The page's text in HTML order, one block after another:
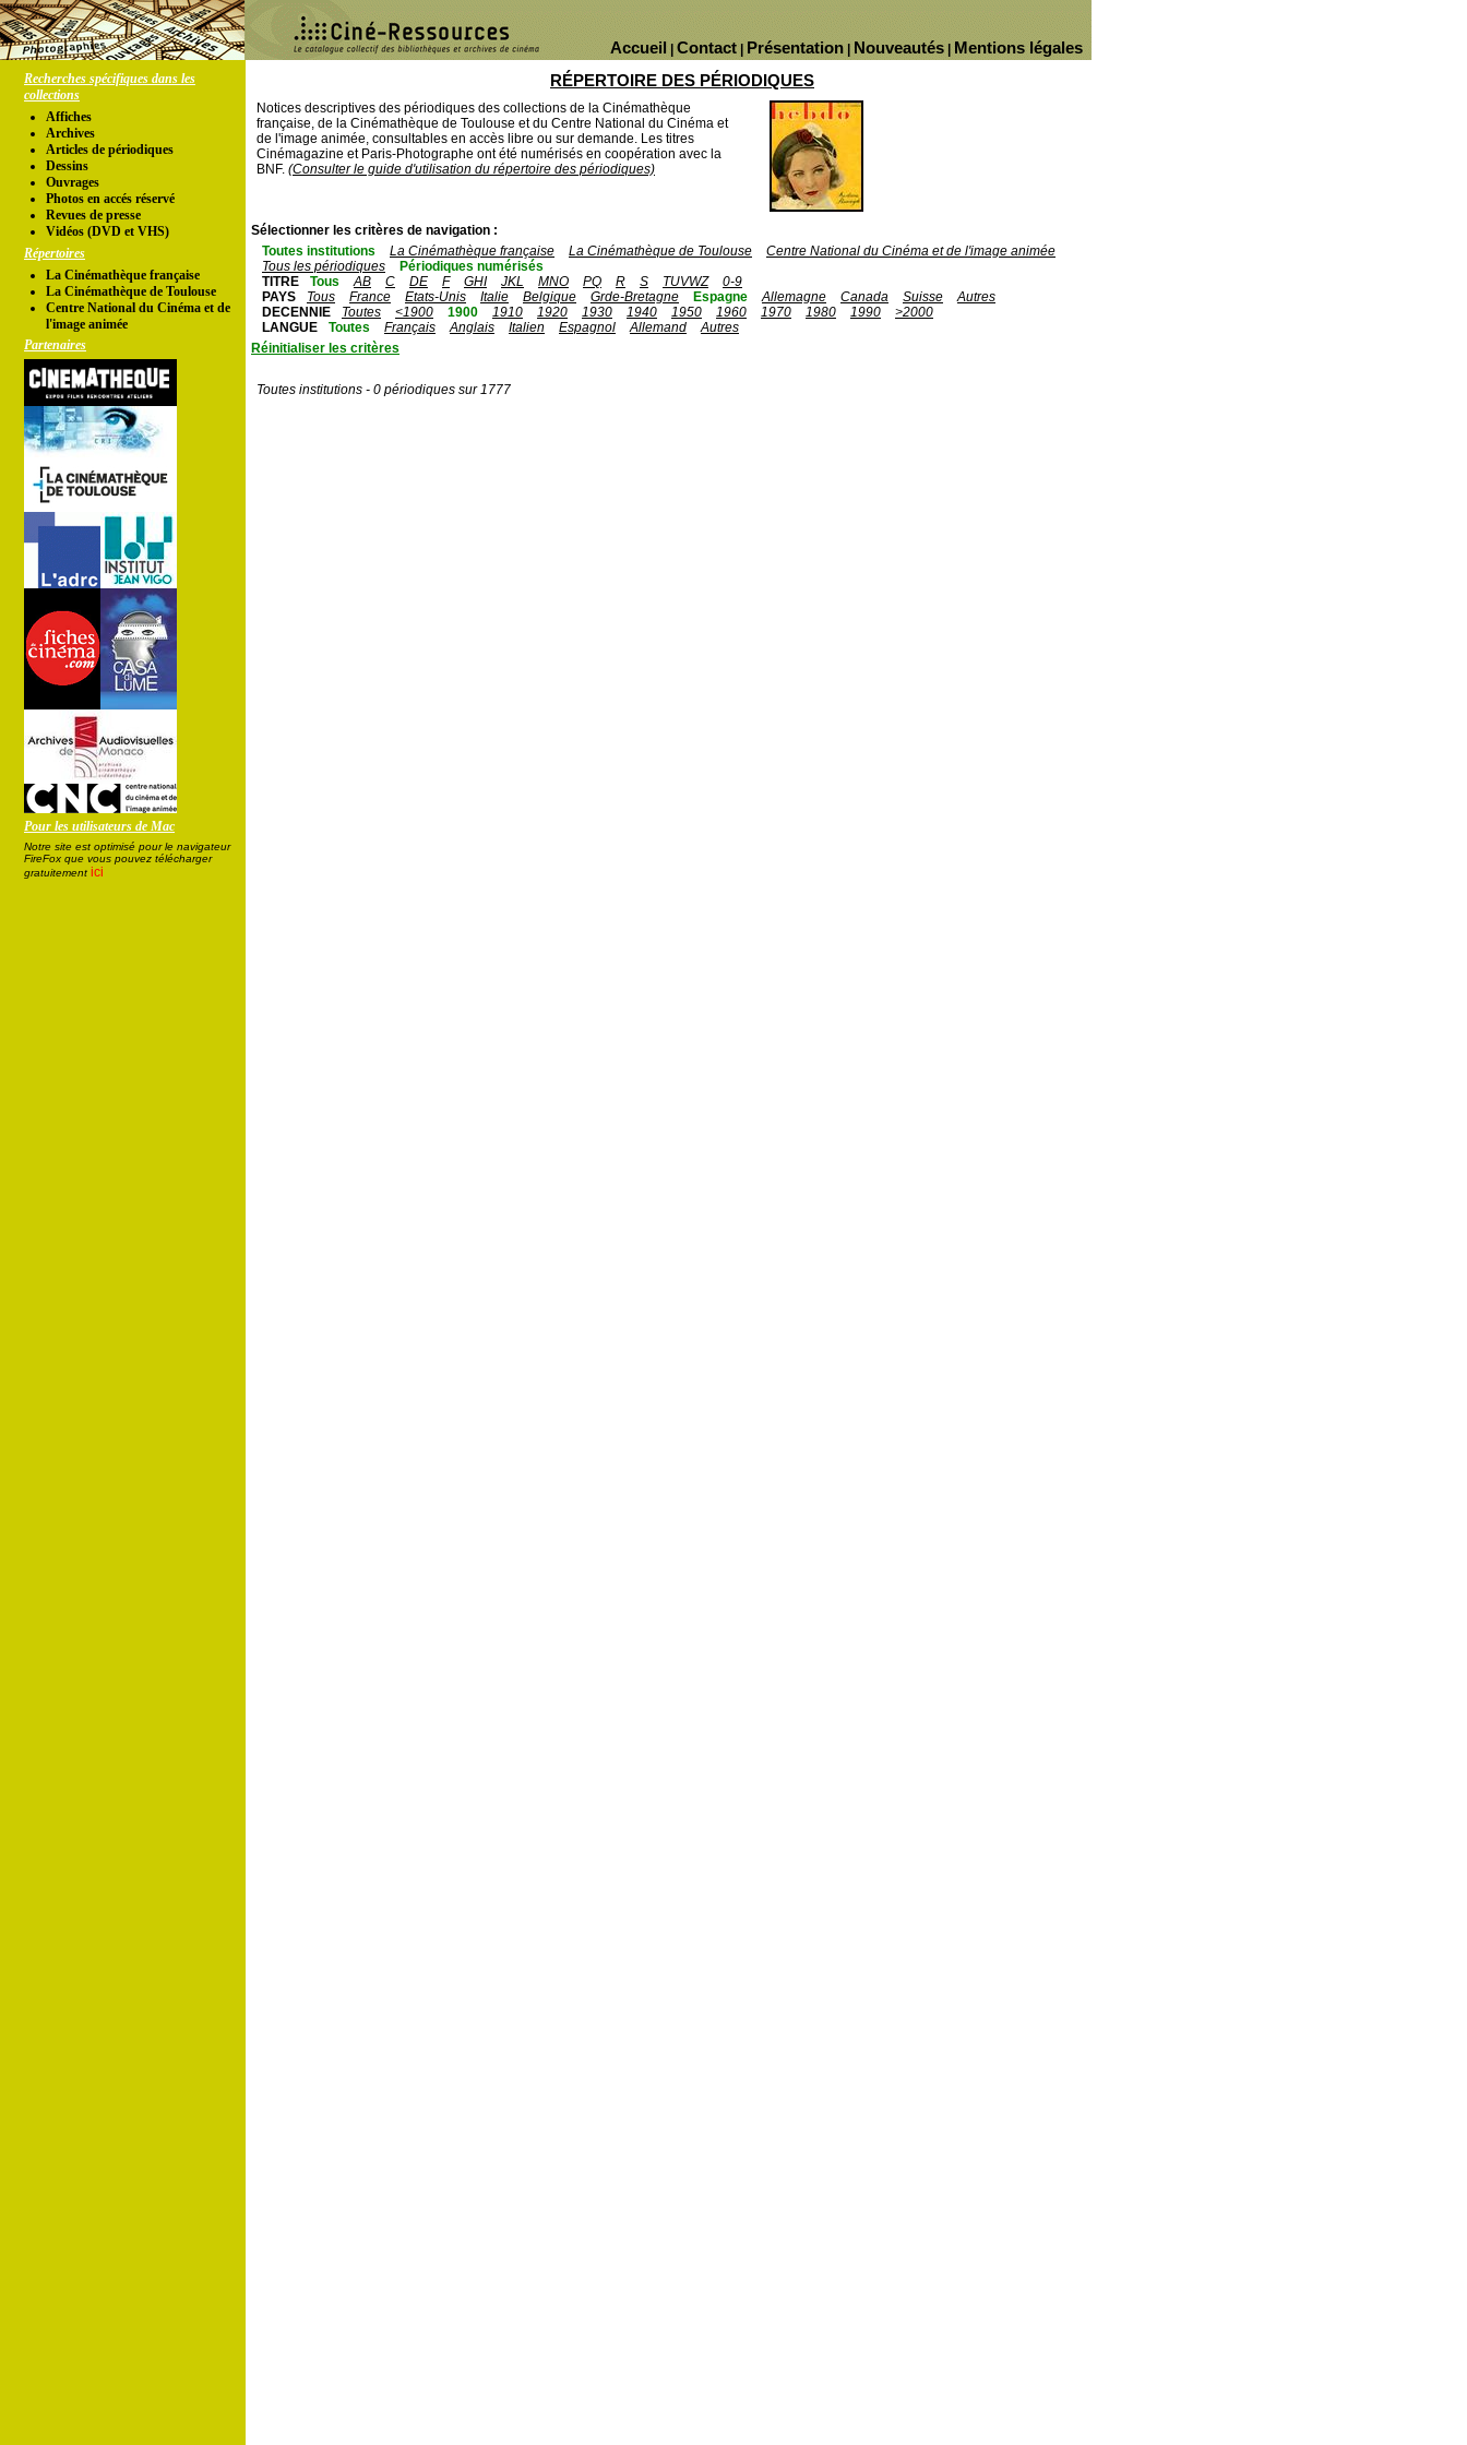
Mentions légales
Nouveautés
Présentation
Contact
Accueil
Recherches spécifiques dans les
collections
Affiches
Archives
Articles de périodiques
Dessins
Ouvrages
Photos en accés réservé
Revues de presse
Vidéos (DVD et VHS)
Répertoires
La Cinémathèque française
La Cinémathèque de Toulouse
Centre National du Cinéma et de
l'image animée
Partenaires
Pour les utilisateurs de Mac
Notre site est optimisé pour le navigateur
FireFox que vous pouvez télécharger
gratuitement ici
RÉPERTOIRE DES PÉRIODIQUES
Notices descriptives des périodiques des collections de la Cinémathèque
française, de la Cinémathèque de Toulouse et du Centre National du Cinéma et
de l'image animée, consultables en accès libre ou sur demande. Les titres
Cinémagazine et Paris-Photographe ont été numérisés en coopération avec la
BNF. (Consulter le guide d'utilisation du répertoire des périodiques)
Sélectionner les critères de navigation :
Toutes institutions
La Cinémathèque française La Cinémathèque de Toulouse
Centre National du Cinéma et de l'image animée
Tous les périodiques
Périodiques numérisés
TITRE
Tous AB C DE F GHI JKL MNO PQ R S TUVWZ
0-9
PAYS
Tous France Etats-Unis Italie Belgique Grde-Bretagne Espagne Allemagne Canada Suisse
Autres
DECENNIE
Toutes <1900 1900 1910 1920 1930 1940 1950 1960 1970 1980 1990
>2000
LANGUE
Toutes Français Anglais Italien Espagnol Allemand
Autres
Réinitialiser les critères
Toutes institutions - 0 périodiques sur 1777